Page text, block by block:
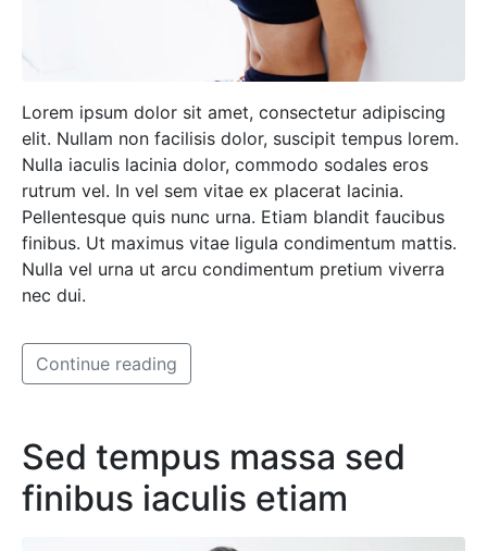
Lorem ipsum dolor sit amet, consectetur adipiscing
elit. Nullam non facilisis dolor, suscipit tempus lorem.
Nulla iaculis lacinia dolor, commodo sodales eros
rutrum vel. In vel sem vitae ex placerat lacinia.
Pellentesque quis nunc urna. Etiam blandit faucibus
finibus. Ut maximus vitae ligula condimentum mattis.
Nulla vel urna ut arcu condimentum pretium viverra
nec dui.
Continue reading
Sed tempus massa sed
finibus iaculis etiam